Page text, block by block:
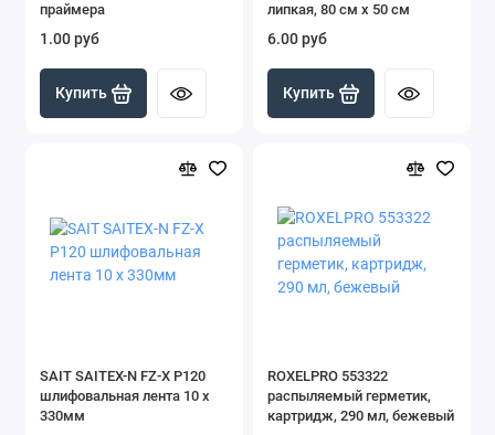
праймера
1.00 руб
Купить
липкая, 80 см х 50 см
6.00 руб
Купить
SAIT SAITEX-N FZ-X Р120
шлифовальная лента 10 х
330мм
ROXELPRO 553322
распыляемый герметик,
картридж, 290 мл, бежевый